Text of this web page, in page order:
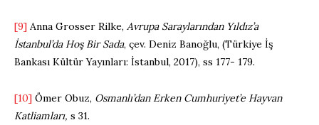
[9] Anna Grosser Rilke, Avrupa Saraylarından Yıldız’a
İstanbul’da Hoş Bir Sada, çev. Deniz Banoğlu, (Türkiye İş
Bankası Kültür Yayınları: İstanbul, 2017), ss 177- 179.
[10] Ömer Obuz, Osmanlı’dan Erken Cumhuriyet’e Hayvan
Katliamları, s 31.